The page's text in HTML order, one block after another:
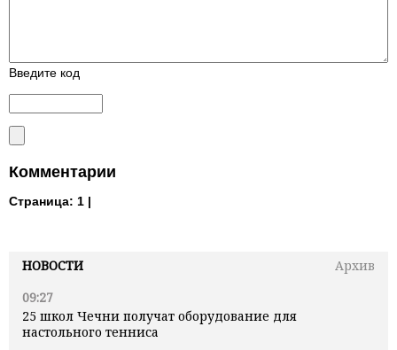
НОВОСТИ
Архив
09:27
25 школ Чечни получат оборудование для
настольного тенниса
Введите код
Комментарии
Страница: 1 |